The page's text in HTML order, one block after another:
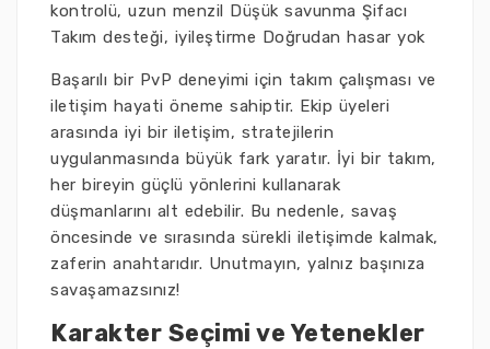
kontrolü, uzun menzil Düşük savunma Şifacı
Takım desteği, iyileştirme Doğrudan hasar yok
Başarılı bir PvP deneyimi için takım çalışması ve
iletişim hayati öneme sahiptir. Ekip üyeleri
arasında iyi bir iletişim, stratejilerin
uygulanmasında büyük fark yaratır. İyi bir takım,
her bireyin güçlü yönlerini kullanarak
düşmanlarını alt edebilir. Bu nedenle, savaş
öncesinde ve sırasında sürekli iletişimde kalmak,
zaferin anahtarıdır. Unutmayın, yalnız başınıza
savaşamazsınız!
Karakter Seçimi ve Yetenekler